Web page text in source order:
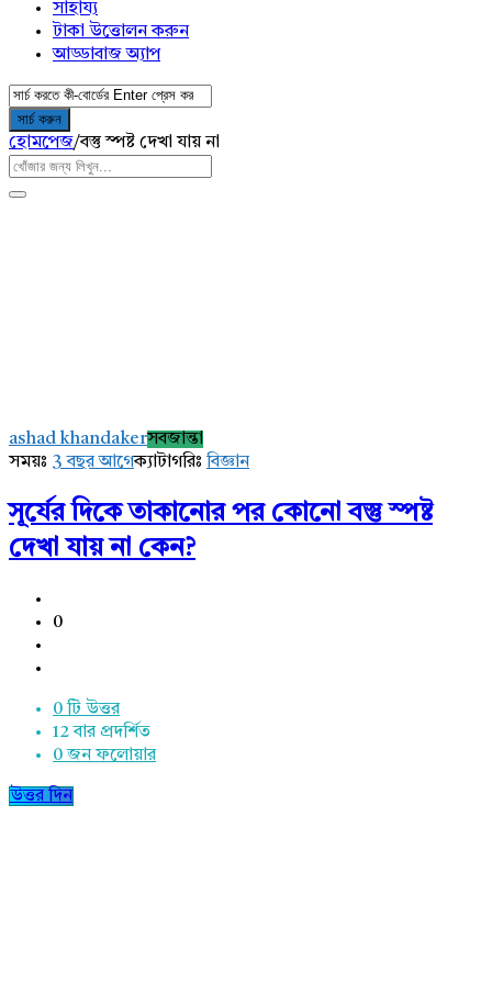
সাহায্য
টাকা উত্তোলন করুন
আড্ডাবাজ অ্যাপ
হোমপেজ/বস্তু স্পষ্ট দেখা যায় না
Latest
প্রশ্ন
ashad khandakerসবজান্তা
সময়ঃ 3 বছর আগেক্যাটাগরিঃবিজ্ঞান
সূর্যের দিকে তাকানোর পর কোনো বস্তু স্পষ্ট
দেখা যায় না কেন?
0
0 টি উত্তর
12বার প্রদর্শিত
0 জন ফলোয়ার
উত্তর দিন